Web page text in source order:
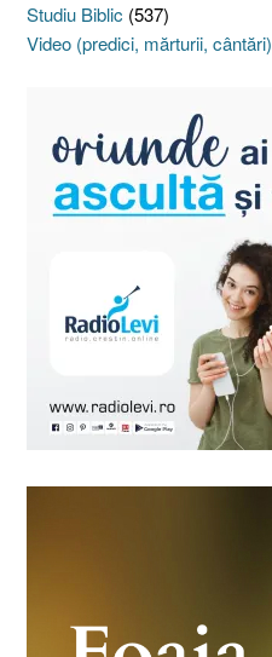
Studiu Biblic (537)
Video (predici, mărturii, cântări)